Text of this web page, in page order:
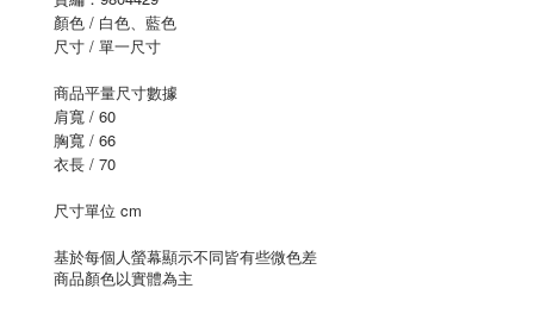
顏色 / 白色、藍色
尺寸 / 單一尺寸
商品平量尺寸數據
肩寬 / 60
胸寬 / 66
衣長 / 70
尺寸單位 cm
基於每個人螢幕顯示不同皆有些微色差
商品顏色以實體為主